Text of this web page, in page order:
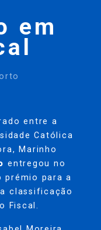
em
entre a
Católica
Marinho
entregou no
prémio para a
classificação
Fiscal.